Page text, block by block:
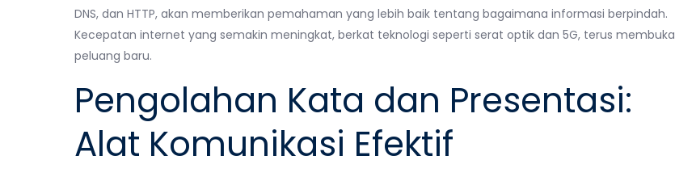
DNS, dan HTTP, akan memberikan pemahaman yang lebih baik tentang bagaimana informasi berpindah.
Kecepatan internet yang semakin meningkat, berkat teknologi seperti serat optik dan 5G, terus membuka
peluang baru.
Pengolahan Kata dan Presentasi:
Alat Komunikasi Efektif